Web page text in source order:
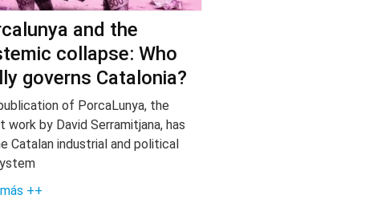
and the
collapse: Who
governs Catalonia?
of PorcaLunya, the
work by David Serramitjana, has
Catalan industrial and political
++